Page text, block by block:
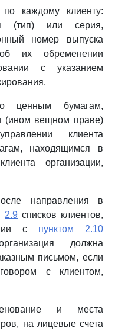
каждому клиенту:
(тип) или серия,
номер выпуска
их обременении
с указанием
ценным бумагам,
(ином вещном праве)
клиента
находящимся в
организации,
направления в
2.9 списков клиентов,
с пунктом 2.10
должна
письмом, если
с клиентом,
и места
на лицевые счета